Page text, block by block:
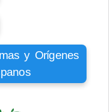
y Orígenes